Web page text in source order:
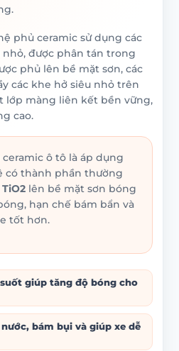
phủ ceramic sử dụng các
nhỏ, được phân tán trong
phủ lên bề mặt sơn, các
các khe hở siêu nhỏ trên
lớp màng liên kết bền vững,
cao.
ô tô là áp dụng
có thành phần thường
TiO2 lên bề mặt sơn bóng
hạn chế bám bẩn và
tốt hơn.
giúp tăng độ bóng cho
bám bụi và giúp xe dễ